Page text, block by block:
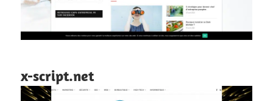
x-script.net